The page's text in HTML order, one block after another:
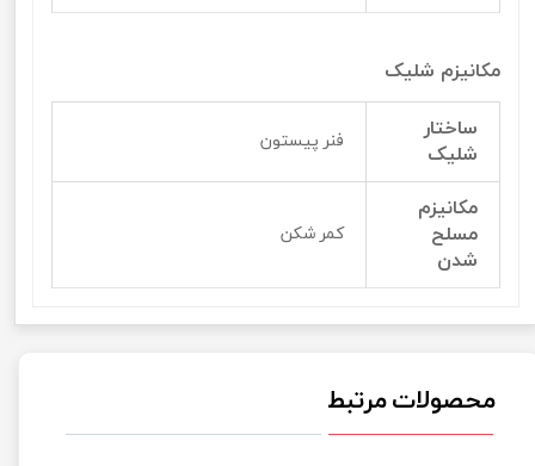
مکانیزم شلیک
ساختار
شلیک
فنر پیستون
مکانیزم
مسلح
شدن
کمر شکن
محصولات مرتبط